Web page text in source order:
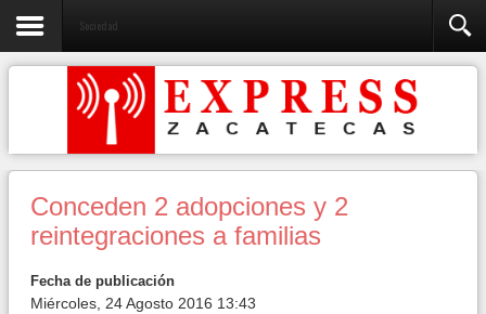
Sociedad
Conceden 2 adopciones y 2
reintegraciones a familias
Fecha de publicación
Miércoles, 24 Agosto 2016 13:43